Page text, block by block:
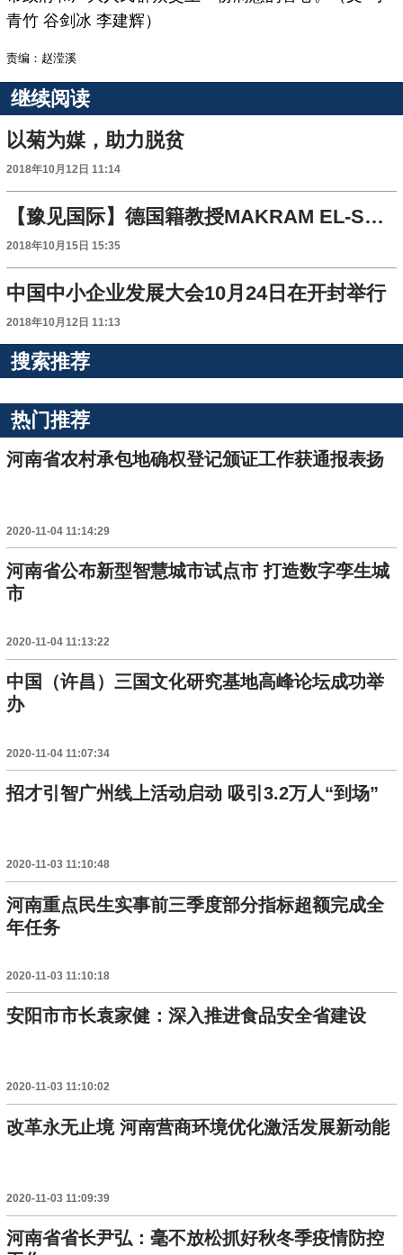
青竹 谷剑冰 李建辉）
责编：赵滢溪
继续阅读
以菊为媒，助力脱贫
2018年10月12日 11:14
【豫见国际】德国籍教授MAKRAM EL-SHAGI助力提升河南影响力
2018年10月15日 15:35
中国中小企业发展大会10月24日在开封举行
2018年10月12日 11:13
搜索推荐
热门推荐
河南省农村承包地确权登记颁证工作获通报表扬
2020-11-04 11:14:29
河南省公布新型智慧城市试点市 打造数字孪生城
市
2020-11-04 11:13:22
中国（许昌）三国文化研究基地高峰论坛成功举
办
2020-11-04 11:07:34
招才引智广州线上活动启动 吸引3.2万人“到场”
2020-11-03 11:10:48
河南重点民生实事前三季度部分指标超额完成全
年任务
2020-11-03 11:10:18
安阳市市长袁家健：深入推进食品安全省建设
2020-11-03 11:10:02
改革永无止境 河南营商环境优化激活发展新动能
2020-11-03 11:09:39
河南省省长尹弘：毫不放松抓好秋冬季疫情防控